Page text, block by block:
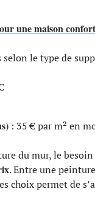
une maison
le type de
: 35 € par m² en
du mur, le
. Entre une
choix permet de